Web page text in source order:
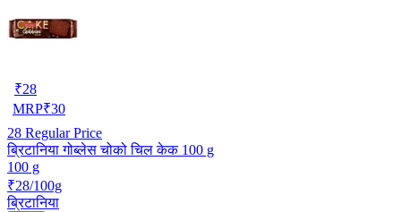
₹28
MRP₹30
28 Regular Price
ब्रिटानिया गोब्लेस चोको चिल केक 100 g
100 g
₹28/100g
ब्रिटानिया